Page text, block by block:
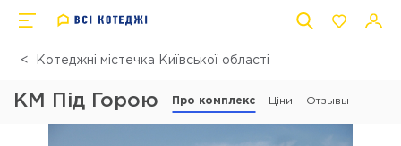
Котеджні містечка Київської області
КМ Під Горою Про комплекс Ціни Отзывы